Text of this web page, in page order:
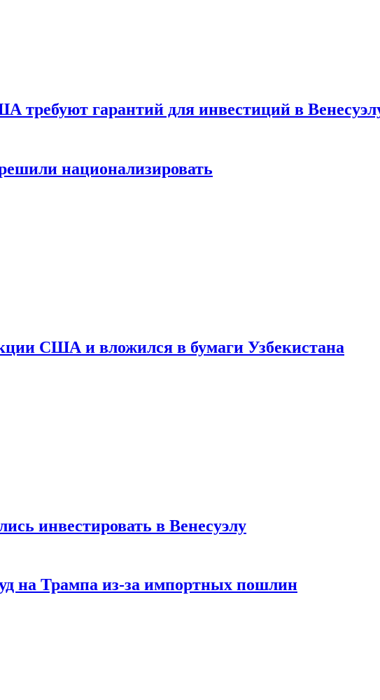
гарантий для инвестиций в
национализировать
США и вложился в бумаги Узбекистана
инвестировать в Венесуэлу
на Трампа из-за импортных пошлин